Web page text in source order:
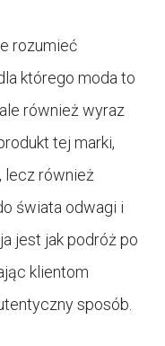
rozumieć
którego moda to
również wyraz
tej marki,
lecz również
świata odwagi i
jest jak podróż po
klientom
sposób.